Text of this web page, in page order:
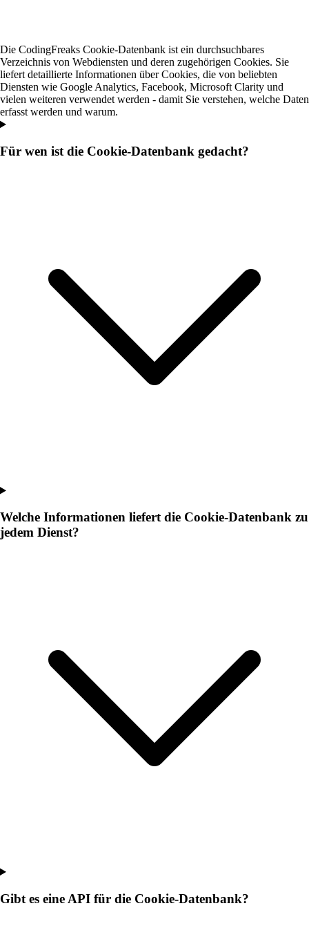
Die CodingFreaks Cookie-Datenbank ist ein durchsuchbares
Verzeichnis von Webdiensten und deren zugehörigen Cookies. Sie
liefert detaillierte Informationen über Cookies, die von beliebten
Diensten wie Google Analytics, Facebook, Microsoft Clarity und
vielen weiteren verwendet werden - damit Sie verstehen, welche Daten
erfasst werden und warum.
Für wen ist die Cookie-Datenbank gedacht?
Welche Informationen liefert die Cookie-Datenbank zu
jedem Dienst?
Gibt es eine API für die Cookie-Datenbank?